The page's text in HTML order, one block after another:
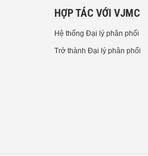
HỢP TÁC VỚI VJMC
Hệ thống Đại lý phân phối
Trở thành Đại lý phân phối